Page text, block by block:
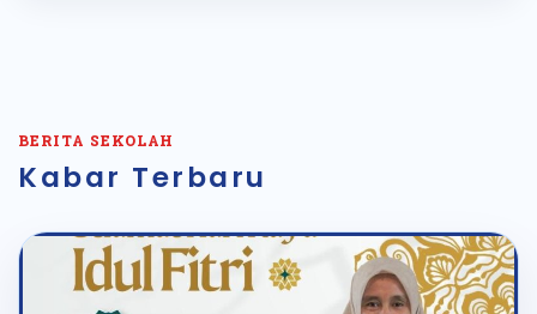
BERITA SEKOLAH
Kabar Terbaru